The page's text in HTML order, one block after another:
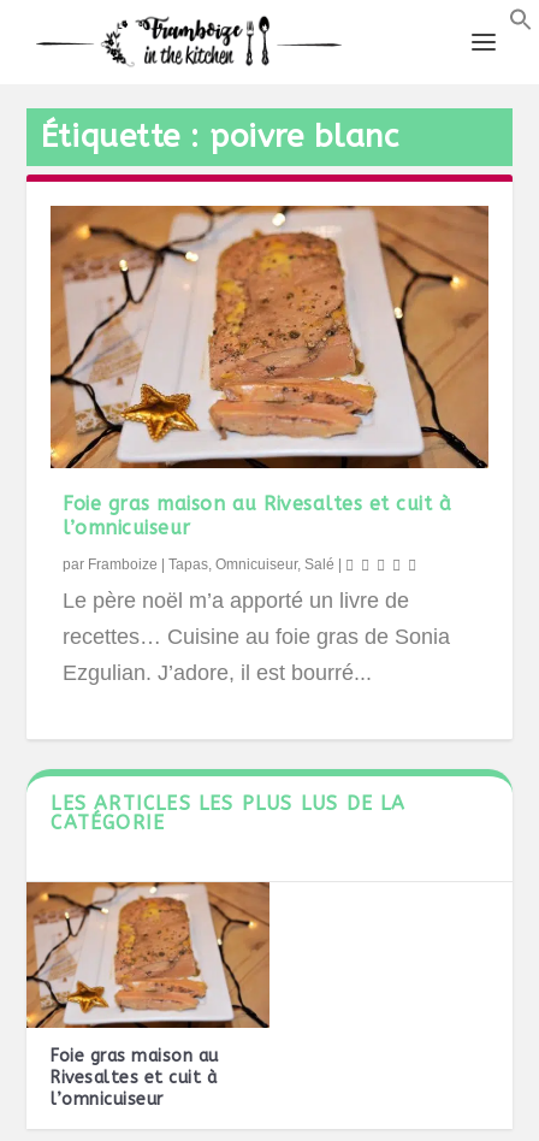
Étiquette : poivre blanc
Foie gras maison au Rivesaltes et cuit à
l’omnicuiseur
par Framboize |Tapas ,Omnicuiseur,Salé |
Le père noël m’a apporté un livre de
recettes… Cuisine au foie gras de Sonia
Ezgulian. J’adore, il est bourré...
LES ARTICLES LES PLUS LUS DE LA
CATÉGORIE
Foie gras maison au
Rivesaltes et cuit à
l’omnicuiseur